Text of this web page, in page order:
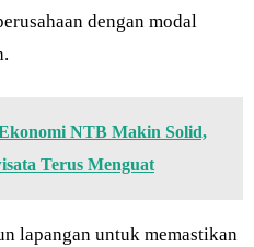
dengan modal
NTB Makin Solid,
Terus Menguat
lapangan untuk memastikan